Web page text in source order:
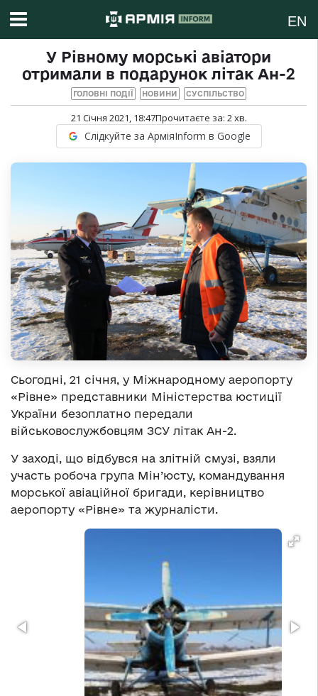
EN
У Рівному морські авіатори
отримали в подарунок літак Ан-2
ГОЛОВНІ ПОДІЇ НОВИНИ СУСПІЛЬСТВО
21 Січня 2021, 18:47Прочитаєте за: 2хв.
Слідкуйте за АрміяInform в Google
Сьогодні, 21 січня, у Міжнародному аеропорту
«Рівне» представники Міністерства юстиції
України безоплатно передали
військовослужбовцям ЗСУ літак Ан-2.
У заході, що відбувся на злітній смузі, взяли
участь робоча група Мін’юсту, командування
морської авіаційної бригади, керівництво
аеропорту «Рівне» та журналісти.